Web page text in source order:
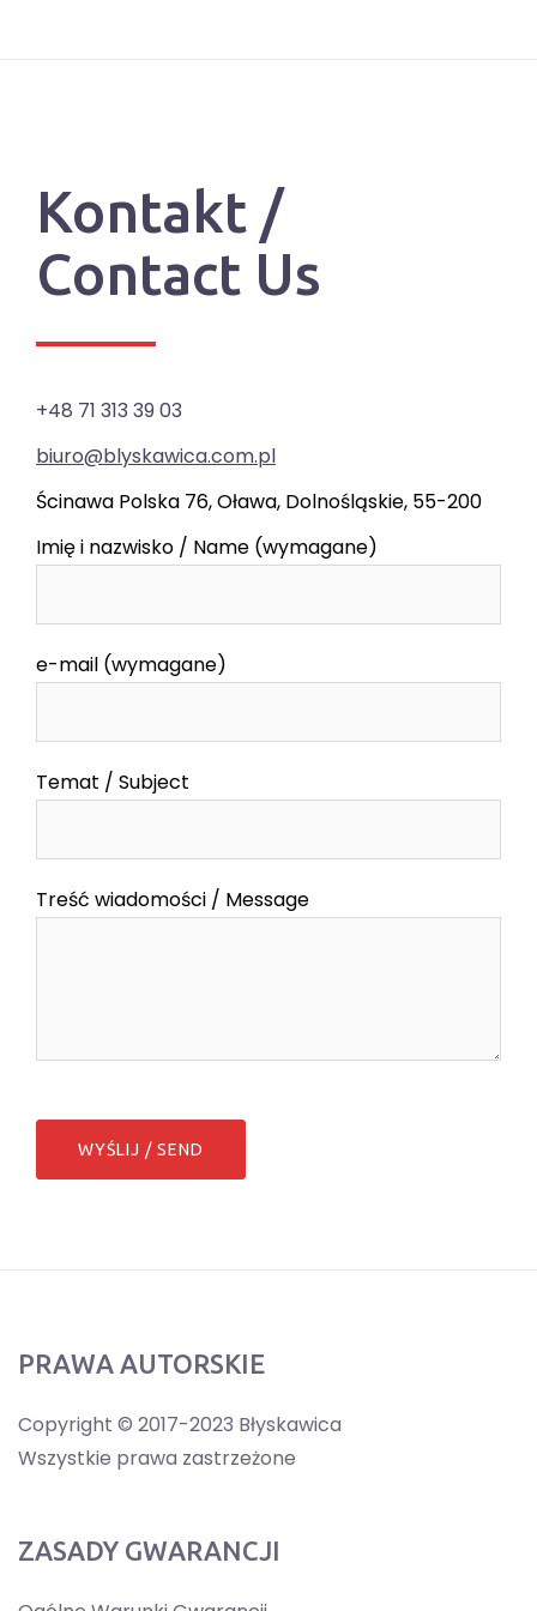
Kontakt /
Contact Us
+48 71 313 39 03
biuro@blyskawica.com.pl
Ścinawa Polska 76, Oława, Dolnośląskie, 55-200
Imię i nazwisko / Name (wymagane)
e-mail (wymagane)
Temat / Subject
Treść wiadomości / Message
PRAWA AUTORSKIE
Copyright © 2017-2023 Błyskawica
Wszystkie prawa zastrzeżone
ZASADY GWARANCJI